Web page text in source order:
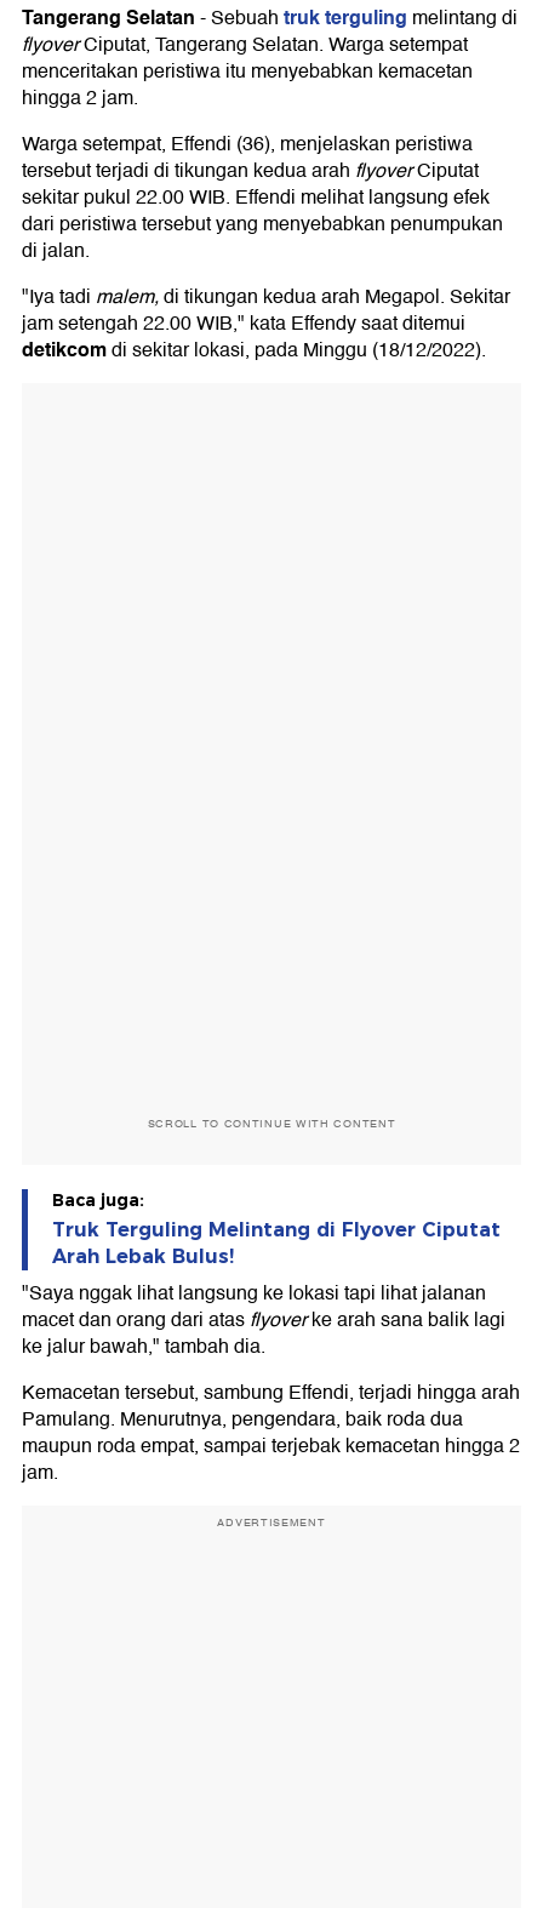
Tangerang Selatan-Sebuahtruk terguling melintang di
flyoverCiputat, Tangerang Selatan. Warga setempat
menceritakan peristiwa itu menyebabkan kemacetan
hingga 2 jam.
Warga setempat, Effendi (36), menjelaskan peristiwa
tersebut terjadi di tikungan kedua arah flyoverCiputat
sekitar pukul 22.00 WIB. Effendi melihat langsung efek
dari peristiwa tersebut yang menyebabkan penumpukan
di jalan.
"Iya tadi malem,di tikungan kedua arah Megapol. Sekitar
jam setengah 22.00 WIB," kata Effendy saat ditemui
detikcomdi sekitar lokasi, pada Minggu (18/12/2022).
SCROLL TO CONTINUE WITH CONTENT
Baca juga:
Truk Terguling Melintang di Flyover Ciputat
Arah Lebak Bulus!
"Saya nggak lihat langsung ke lokasi tapi lihat jalanan
macet dan orang dari atasflyoverke arah sana balik lagi
ke jalur bawah," tambah dia.
Kemacetan tersebut, sambung Effendi, terjadi hingga arah
Pamulang. Menurutnya, pengendara, baik roda dua
maupun roda empat, sampai terjebak kemacetan hingga 2
jam.
ADVERTISEMENT